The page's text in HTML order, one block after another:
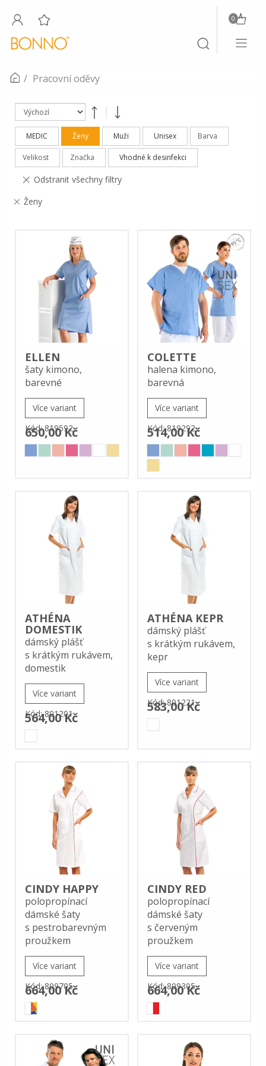
Toggle
search
0
Toggle
Pracovní oděvy
MEDIC Ženy Muži Unisex Barva
Velikost Značka Vhodné k desinfekci
Odstranit všechny filtry
Ženy
ELLEN
šaty kimono,
barevné
Více variant
650,00 Kč
Kód: 819592
COLETTE
halena kimono,
barevná
Více variant
514,00 Kč
Kód: 819292
ATHÉNA
DOMESTIK
dámský plášť
s krátkým rukávem,
domestik
Více variant
564,00 Kč
Kód: 801201
ATHÉNA KEPR
dámský plášť
s krátkým rukávem,
kepr
Více variant
583,00 Kč
Kód: 801221
CINDY HAPPY
polopropínací
dámské šaty
s pestrobarevným
proužkem
Více variant
664,00 Kč
Kód: 809705
CINDY RED
polopropínací
dámské šaty
s červeným
proužkem
Více variant
664,00 Kč
Kód: 809305